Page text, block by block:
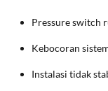
Pressure switch
Kebocoran
Instalasi tidak